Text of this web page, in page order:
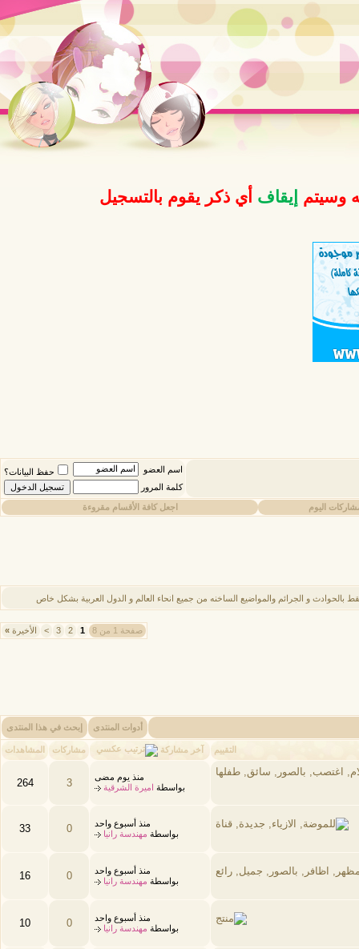
وسيتم إيقاف أي ذكر يقوم بالتسجيل
اسم العضو
حفظ البيانات؟
كلمة المرور
اليوم اجعل كافة الأقسام مقروءة
و الجرائم والمواضيع الساخنه من جميع انحاء العالم و الدول العربية بشكل خاص
صفحة 1 من 8 1
2
3
> الأخيرة »
أدوات المنتدى إبحث في هذا المنتدى
التقييم آخر مشاركة مشاركات المشاهدات
منذ يوم مضى
بواسطة اميرة الشرقية 3
264
منذ أسبوع واحد
بواسطة مهندسة رانيا 0
33
منذ أسبوع واحد
بواسطة مهندسة رانيا 0
16
منذ أسبوع واحد
بواسطة مهندسة رانيا 0
10